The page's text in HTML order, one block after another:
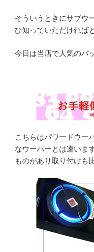
そういうときにサブウ
ひ知っていただければ
今日は当店で人気のパ
こちらはパワードウー
なウーハーとは違いま
ものがあり取り付けも